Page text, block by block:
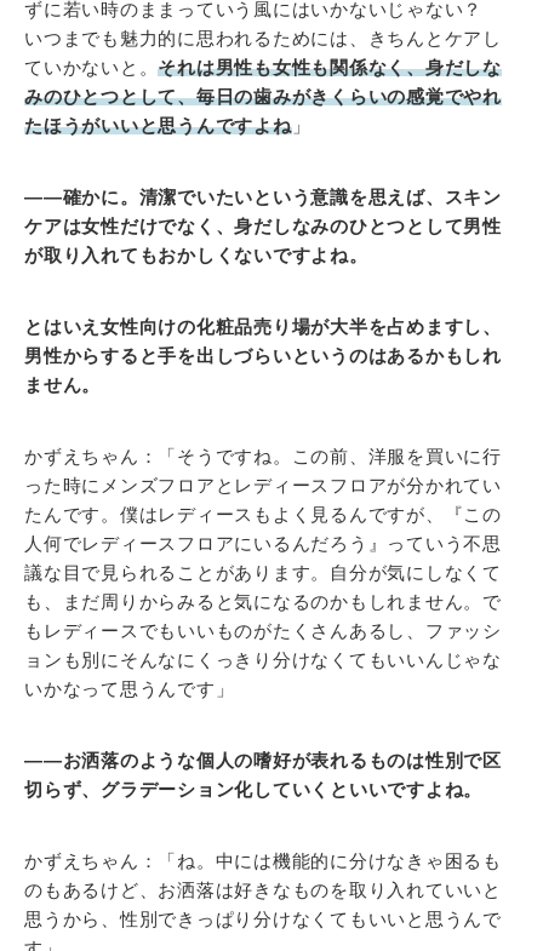
ずに若い時のままっていう風にはいかないじゃない？
いつまでも魅力的に思われるためには、きちんとケアし
ていかないと。それは男性も女性も関係なく、身だしな
みのひとつとして、毎日の歯みがきくらいの感覚でやれ
たほうがいいと思うんですよね」
――確かに。清潔でいたいという意識を思えば、スキン
ケアは女性だけでなく、身だしなみのひとつとして男性
が取り入れてもおかしくないですよね。
とはいえ女性向けの化粧品売り場が大半を占めますし、
男性からすると手を出しづらいというのはあるかもしれ
ません。
かずえちゃん：「そうですね。この前、洋服を買いに行
った時にメンズフロアとレディースフロアが分かれてい
たんです。僕はレディースもよく見るんですが、『この
人何でレディースフロアにいるんだろう』っていう不思
議な目で見られることがあります。自分が気にしなくて
も、まだ周りからみると気になるのかもしれません。で
もレディースでもいいものがたくさんあるし、ファッシ
ョンも別にそんなにくっきり分けなくてもいいんじゃな
いかなって思うんです」
――お洒落のような個人の嗜好が表れるものは性別で区
切らず、グラデーション化していくといいですよね。
かずえちゃん：「ね。中には機能的に分けなきゃ困るも
のもあるけど、お洒落は好きなものを取り入れていいと
思うから、性別できっぱり分けなくてもいいと思うんで